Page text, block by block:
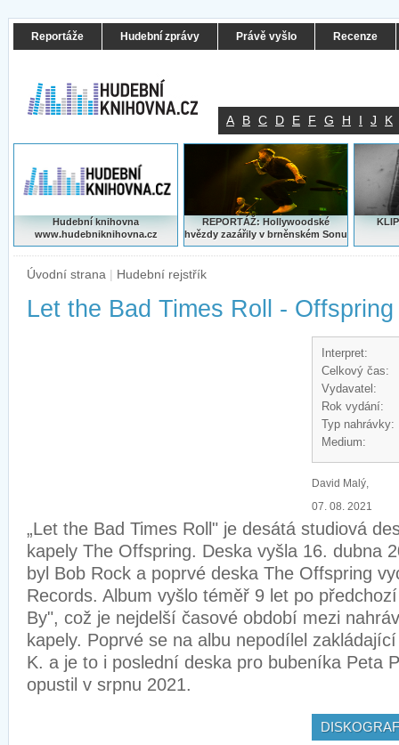
Reportáže Hudební zprávy Právě vyšlo Recenze
A B C D E F G H I J K
Hudební knihovna
www.hudebniknihovna.cz
REPORTÁŽ: Hollywoodské
hvězdy zazářily v brněnském Sonu
Úvodní strana | Hudební rejstřík
Let the Bad Times Roll - Offspring
Interpret:
Celkový čas:
Vydavatel:
Rok vydání:
Typ nahrávky:
Medium:
David Malý,
07. 08. 2021
„Let the Bad Times Roll" je desátá studiová
kapely The Offspring. Deska vyšla 16. dubna
byl Bob Rock a poprvé deska The Offspring
Records. Album vyšlo téměř 9 let po
By", což je nejdelší časové období mezi
kapely. Poprvé se na albu nepodílel
K. a je to i poslední deska pro bubeníka Peta
opustil v srpnu 2021.